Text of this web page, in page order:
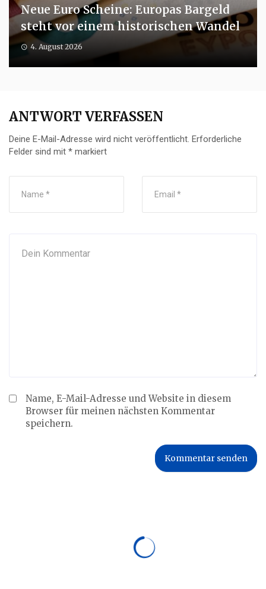
Neue Euro Scheine: Europas Bargeld
steht vor einem historischen Wandel
4. August 2026
ANTWORT VERFASSEN
Deine E-Mail-Adresse wird nicht veröffentlicht. Erforderliche
Felder sind mit * markiert
Name, E-Mail-Adresse und Website in diesem
Browser für meinen nächsten Kommentar
speichern.